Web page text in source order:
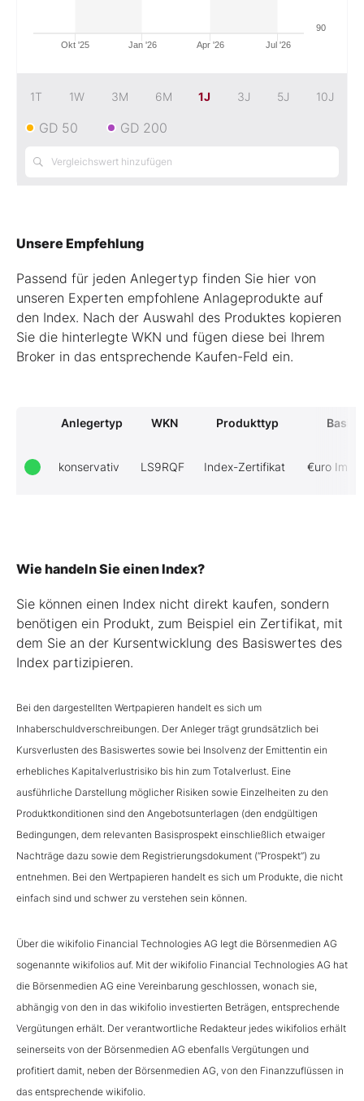
Jan '26 Jul '26
Okt '25 Apr '26
90
1T 1W 3M 6M 1J 3J 5J 10J
GD 50 GD 200
Unsere Empfehlung
Passend für jeden Anlegertyp finden Sie hier von
unseren Experten empfohlene Anlageprodukte auf
den Index. Nach der Auswahl des Produktes kopieren
Sie die hinterlegte WKN und fügen diese bei Ihrem
Broker in das entsprechende Kaufen-Feld ein.
Anlegertyp WKN Produkttyp
konservativ LS9RQF Index-Zertifikat €uro
Wie handeln Sie einen Index?
Sie können einen Index nicht direkt kaufen, sondern
benötigen ein Produkt, zum Beispiel ein Zertifikat, mit
dem Sie an der Kursentwicklung des Basiswertes des
Index partizipieren.
Bei den dargestellten Wertpapieren handelt es sich um
Inhaberschuldverschreibungen. Der Anleger trägt grundsätzlich bei
Kursverlusten des Basiswertes sowie bei Insolvenz der Emittentin ein
erhebliches Kapitalverlustrisiko bis hin zum Totalverlust. Eine
ausführliche Darstellung möglicher Risiken sowie Einzelheiten zu den
Produktkonditionen sind den Angebotsunterlagen (den endgültigen
Bedingungen, dem relevanten Basisprospekt einschließlich etwaiger
Nachträge dazu sowie dem Registrierungsdokument (“Prospekt”) zu
entnehmen. Bei den Wertpapieren handelt es sich um Produkte, die nicht
einfach sind und schwer zu verstehen sein können.
Über die wikifolio Financial Technologies AG legt die Börsenmedien AG
sogenannte wikifolios auf. Mit der wikifolio Financial Technologies AG hat
die Börsenmedien AG eine Vereinbarung geschlossen, wonach sie,
abhängig von den in das wikifolio investierten Beträgen, entsprechende
Vergütungen erhält. Der verantwortliche Redakteur jedes wikifolios erhält
seinerseits von der Börsenmedien AG ebenfalls Vergütungen und
profitiert damit, neben der Börsenmedien AG, von den Finanzzuflüssen in
das entsprechende wikifolio.